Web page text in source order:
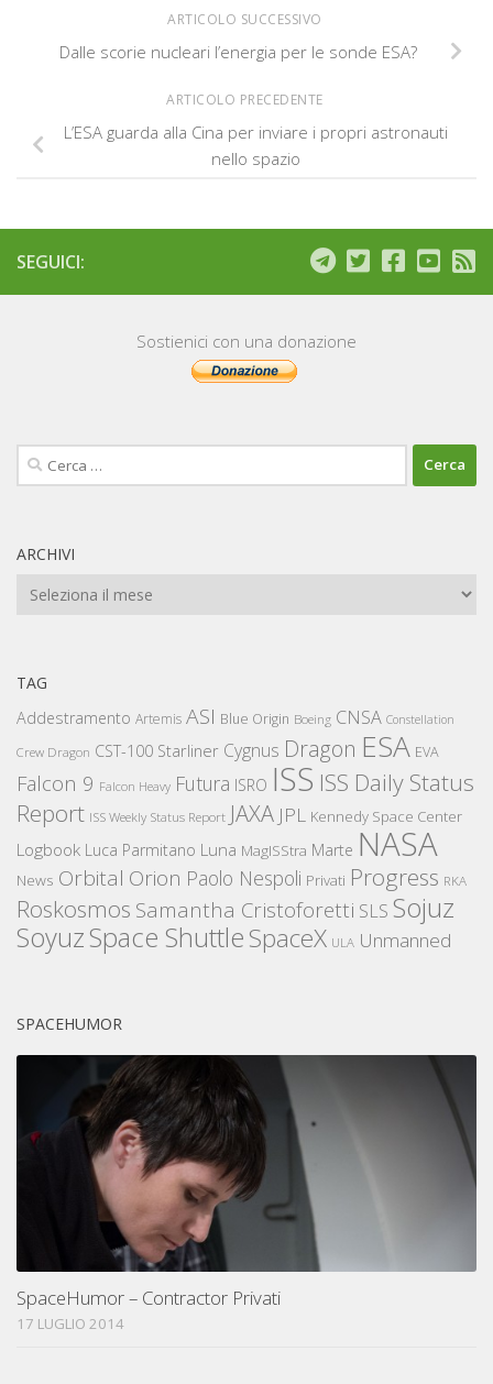
ARTICOLO SUCCESSIVO
Dalle scorie nucleari l’energia per le sonde ESA?
ARTICOLO PRECEDENTE
L’ESA guarda alla Cina per inviare i propri astronauti
nello spazio
SEGUICI:
Sostienici con una donazione
Ricerca
per:
ARCHIVI
Archivi
TAG
Addestramento Artemis ASI Blue Origin Boeing CNSA Constellation
Crew Dragon CST-100 Starliner Cygnus Dragon ESA EVA
Falcon 9 Falcon Heavy Futura ISRO ISS ISS Daily Status
Report ISS Weekly Status Report JAXA JPL Kennedy Space Center
Logbook Luca Parmitano Luna MagISStra Marte NASA
News Orbital Orion Paolo Nespoli Privati Progress RKA
Roskosmos Samantha Cristoforetti SLS Sojuz
SoyuzSpace ShuttleSpaceX ULA Unmanned
SPACEHUMOR
SpaceHumor – Contractor Privati
17 LUGLIO 2014